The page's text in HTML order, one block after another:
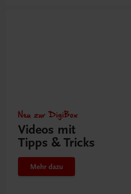
Neu zur DigiBox
Videos mit
Tipps & Tricks
Mehr dazu